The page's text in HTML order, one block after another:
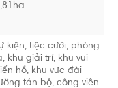
khu giải trí, khu vui
hồ, khu vực đài
tản bộ, công viên
golf, bến du thuyền,